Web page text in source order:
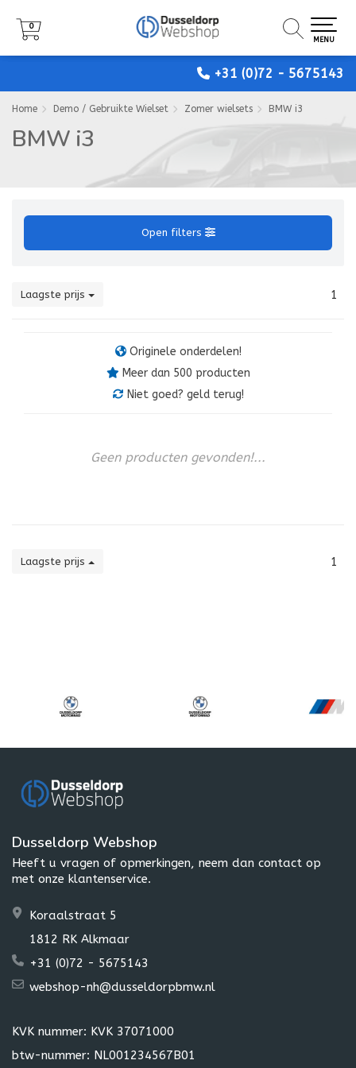
+31 (0)72 - 5675143
0
MENU
0
MENU
0
MENU
Home Demo / Gebruikte Wielset Zomer wielsets BMW i3
BMW i3
Open filters
Laagste prijs 1
Originele onderdelen!
Meer dan 500 producten
Niet goed? geld terug!
Geen producten gevonden!...
Laagste prijs 1
Dusseldorp Webshop
Heeft u vragen of opmerkingen, neem dan contact op
met onze klantenservice.
Koraalstraat 5
1812 RK Alkmaar
+31 (0)72 - 5675143
webshop-nh@dusseldorpbmw.nl
KVK nummer: KVK 37071000
btw-nummer: NL001234567B01